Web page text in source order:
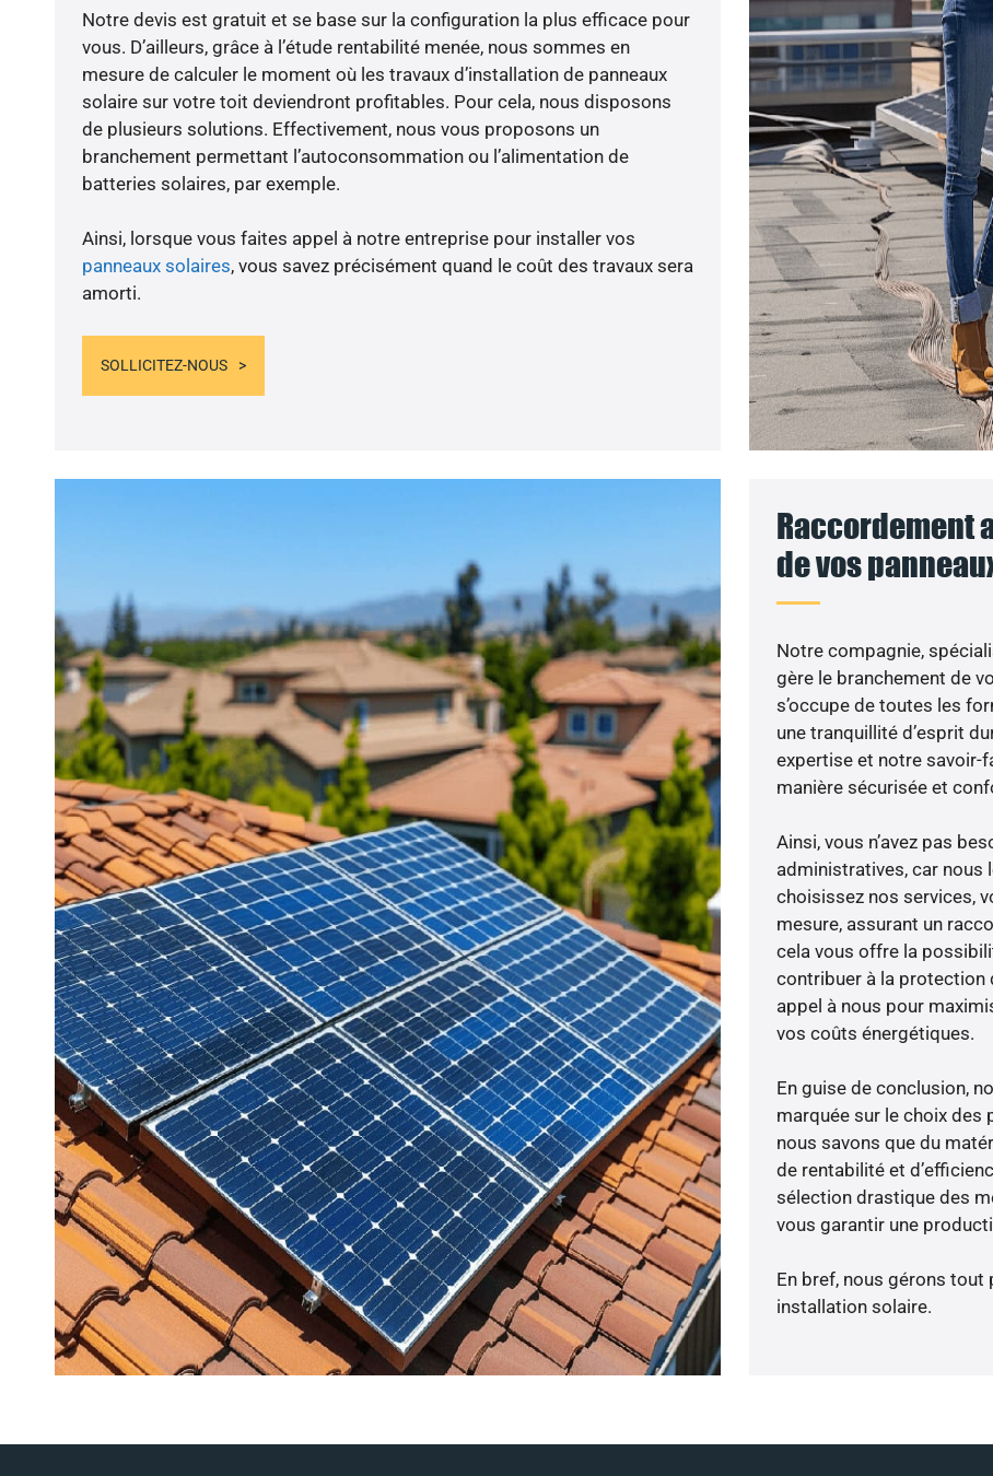
Notre devis est gratuit et se base sur la configuration la plus efficace pour
vous. D’ailleurs, grâce à l’étude rentabilité menée, nous sommes en
mesure de calculer le moment où les travaux d’installation de panneaux
solaire sur votre toit deviendront profitables. Pour cela, nous disposons
de plusieurs solutions. Effectivement, nous vous proposons un
branchement permettant l’autoconsommation ou l’alimentation de
batteries solaires, par exemple.
Ainsi, lorsque vous faites appel à notre entreprise pour installer vos
panneaux solaires, vous savez précisément quand le coût des travaux sera
amorti.
SOLLICITEZ-NOUS
Raccordement
de vos
Notre compagnie,
gère le branchement de
s’occupe de toutes les
une tranquillité d’esprit
expertise et notre savoir-
manière sécurisée et
Ainsi, vous n’avez pas
administratives, car nous
choisissez nos services,
mesure, assurant un
cela vous offre la
contribuer à la protection
appel à nous pour
vos coûts énergétiques.
En guise de conclusion,
marquée sur le choix des
nous savons que du
de rentabilité et
sélection drastique des
vous garantir une
En bref, nous gérons
installation solaire.